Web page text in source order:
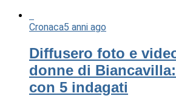
Cronaca5 anni ago
Diffusero foto e
donne di
con 5 indagati